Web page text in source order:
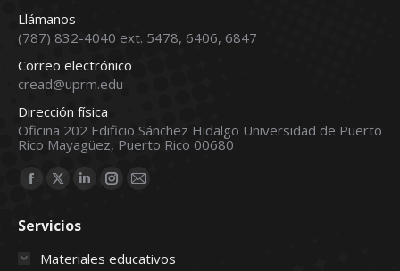
Llámanos
(787) 832-4040 ext. 5478, 6406, 6847
Correo electrónico
cread@uprm.edu
Dirección física
Oficina 202 Edificio Sánchez Hidalgo Universidad de Puerto
Rico Mayagüez, Puerto Rico 00680
Find us on:
Facebook
opens
X
opens
in
Linkedin
in
Instagram
in
Mail
in
Servicios
Materiales educativos